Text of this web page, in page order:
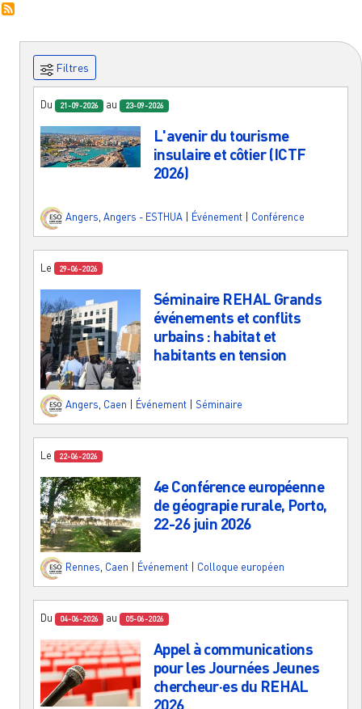
Filtres
Du 21-09-2026 au 23-09-2026
L'avenir du tourisme
insulaire et côtier (ICTF
2026)
Angers Angers - ESTHUA Événement Conférence
Le 29-06-2026
Séminaire REHAL Grands
événements et conflits
urbains : habitat et
habitants en tension
Angers Caen Événement Séminaire
Le 22-06-2026
4e Conférence européenne
de géograpie rurale, Porto,
22-26 juin 2026
Rennes, Caen Événement Colloque européen
Du 04-06-2026 au 05-06-2026
Appel à communications
pour les Journées Jeunes
chercheur·es du REHAL
2026